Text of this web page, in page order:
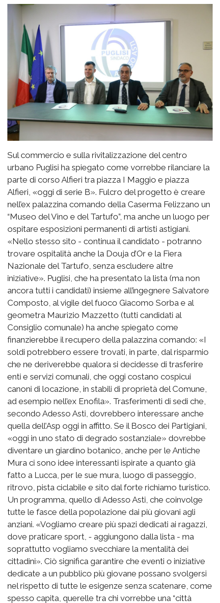
Sul commercio e sulla rivitalizzazione del centro
urbano Puglisi ha spiegato come vorrebbe rilanciare la
parte di corso Alfieri tra piazza I Maggio e piazza
Alfieri, «oggi di serie B». Fulcro del progetto è creare
nell’ex palazzina comando della Caserma Felizzano un
“Museo del Vino e del Tartufo”, ma anche un luogo per
ospitare esposizioni permanenti di artisti astigiani.
«Nello stesso sito - continua il candidato - potranno
trovare ospitalità anche la Douja d’Or e la Fiera
Nazionale del Tartufo, senza escludere altre
iniziative». Puglisi, che ha presentato la lista (ma non
ancora tutti i candidati) insieme all’ingegnere Salvatore
Composto, al vigile del fuoco Giacomo Sorba e al
geometra Maurizio Mazzetto (tutti candidati al
Consiglio comunale) ha anche spiegato come
finanzierebbe il recupero della palazzina comando: «I
soldi potrebbero essere trovati, in parte, dal risparmio
che ne deriverebbe qualora si decidesse di trasferire
enti e servizi comunali, che oggi costano cospicui
canoni di locazione, in stabili di proprietà del Comune,
ad esempio nell’ex Enofila». Trasferimenti di sedi che,
secondo Adesso Asti, dovrebbero interessare anche
quella dell’Asp oggi in affitto. Se il Bosco dei Partigiani,
«oggi in uno stato di degrado sostanziale» dovrebbe
diventare un giardino botanico, anche per le Antiche
Mura ci sono idee interessanti ispirate a quanto già
fatto a Lucca, per le sue mura, luogo di passeggio,
ritrovo, pista ciclabile e sito dal forte richiamo turistico.
Un programma, quello di Adesso Asti, che coinvolge
tutte le fasce della popolazione dai più giovani agli
anziani. «Vogliamo creare più spazi dedicati ai ragazzi,
dove praticare sport, - aggiungono dalla lista - ma
soprattutto vogliamo svecchiare la mentalità dei
cittadini». Ciò significa garantire che eventi o iniziative
dedicate a un pubblico più giovane possano svolgersi
nel rispetto di tutte le esigenze senza scatenare, come
spesso capita, querelle tra chi vorrebbe una “città